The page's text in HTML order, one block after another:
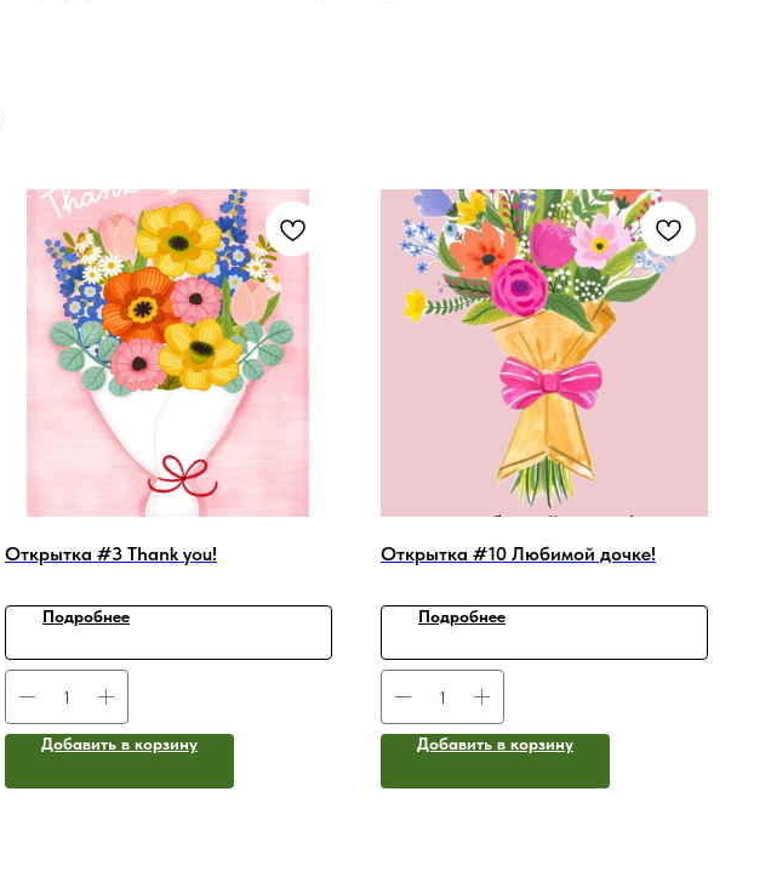
Открытка #3 Thank you!
Подробнее
Добавить в корзину
Открытка #10 Любимой дочке!
Подробнее
Добавить в корзину